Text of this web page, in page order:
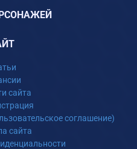
сайта
соглашение)
сайта